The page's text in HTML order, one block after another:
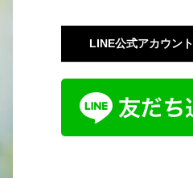
LINE公式アカウント